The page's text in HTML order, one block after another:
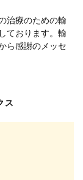
治療のための輸
ております。輸
ら感謝のメッセ
ス